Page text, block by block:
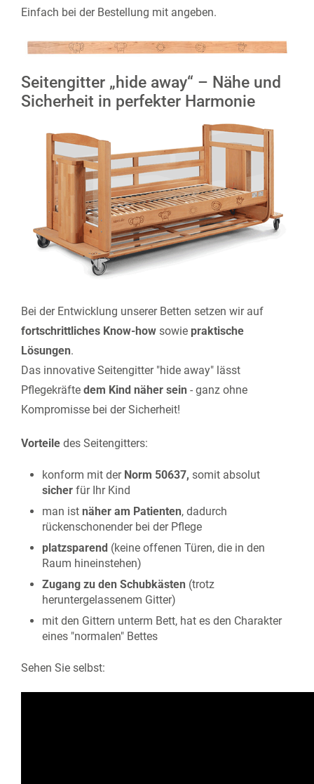
Einfach bei der Bestellung mit angeben.
Seitengitter „hide away“ – Nähe und
Sicherheit in perfekter Harmonie
Bei der Entwicklung unserer Betten setzen wir auf
fortschrittliches Know-how sowie praktische
Lösungen.
Das innovative Seitengitter "hide away" lässt
Pflegekräfte dem Kind näher sein - ganz ohne
Kompromisse bei der Sicherheit!
Vorteile des Seitengitters:
konform mit der Norm 50637, somit absolut
sicher für Ihr Kind
man ist näher am Patienten, dadurch
rückenschonender bei der Pflege
platzsparend (keine offenen Türen, die in den
Raum hineinstehen)
Zugang zu den Schubkästen (trotz
heruntergelassenem Gitter)
mit den Gittern unterm Bett, hat es den Charakter
eines "normalen" Bettes
Sehen Sie selbst: